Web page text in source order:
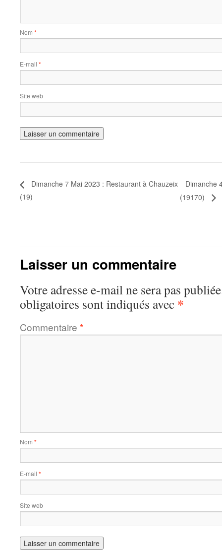
Nom *
E-mail *
Site web
Dimanche 7 Mai 2023 : Restaurant à Chauzeix
(19)
Dimanche
(19170)
Laisser un commentaire
Votre adresse e-mail ne sera pas
obligatoires sont indiqués avec *
Commentaire *
Nom *
E-mail *
Site web